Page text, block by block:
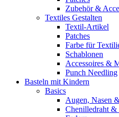
Zubehör &
Textiles Gestalten
Textil-Artikel
Patches
Farbe für
Schablonen
Accessoires &
Punch Needling
Basteln mit Kindern
Basics
Augen, Nasen
Chenilledraht &